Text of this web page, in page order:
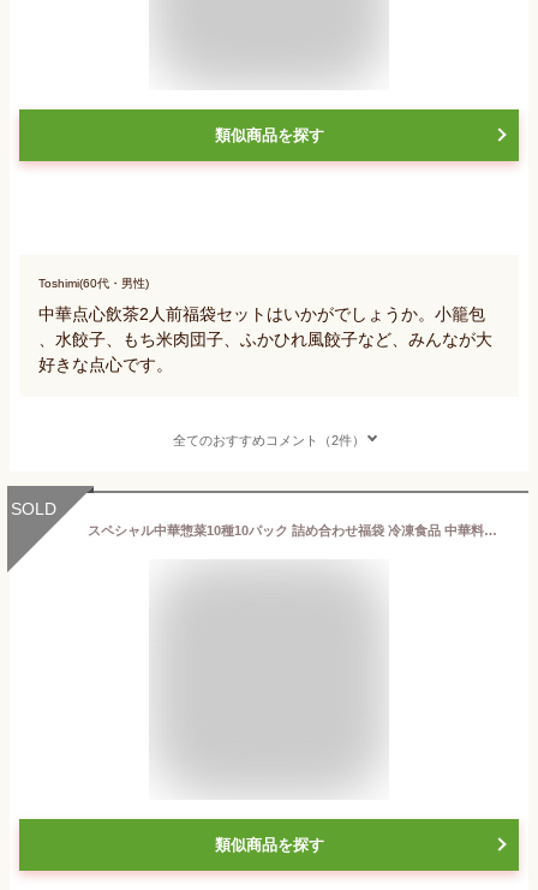
類似商品を探す
Toshimi(60代・男性)
中華点心飲茶2人前福袋セットはいかがでしょうか。小籠包
、水餃子、もち米肉団子、ふかひれ風餃子など、みんなが大
好きな点心です。
全てのおすすめコメント（2件）
SOLD
スペシャル中華惣菜10種10パック 詰め合わせ福袋 冷凍食品 中華料理 食べ物 母の日 父の日 ギフト プレゼント おつまみ 冷凍真空パック 調理は湯煎で10分 京都の自社工場で生産 お惣菜 手作り おかず お取り寄せグルメ お弁当 冷凍 レトルト 食品 お試し 内祝 お返し お見舞い 御祝 御礼
類似商品を探す